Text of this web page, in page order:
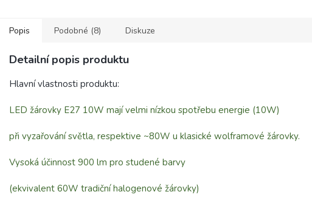
Popis Podobné (8) Diskuze
Detailní popis produktu
Hlavní vlastnosti produktu:
LED žárovky E27 10W mají velmi nízkou spotřebu energie (10W)
při vyzařování světla, respektive ~80W u klasické wolframové žárovky.
Vysoká účinnost 900 lm pro studené barvy
(ekvivalent 60W tradiční halogenové žárovky)